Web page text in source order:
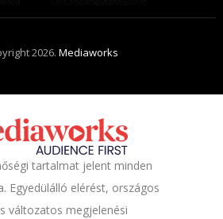
2026.Mediaworks
tartalmat jelent minden
Egyedülálló elérést, országos
változatos megjelenési